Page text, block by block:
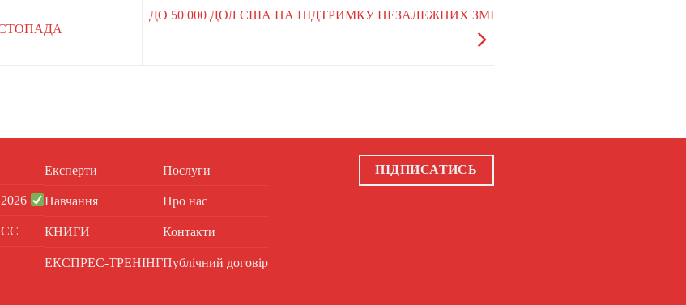
ДО 50 000 ДОЛ США НА ПІДТРИМКУ НЕЗАЛЕЖНИХ ЗМІ
Експерти
Навчання
КНИГИ
ЕКСПРЕС-ТРЕНІНГ
Послуги
Про нас
Контакти
Публічний договір
ПІДПИСАТИСЬ